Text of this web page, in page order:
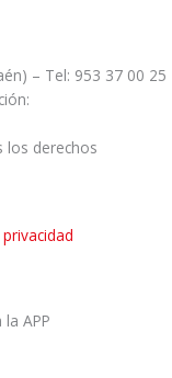
– Tel: 953 37 00 25
los derechos
APP